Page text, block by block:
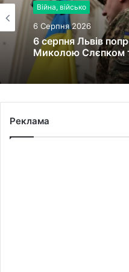
Війна, військо
6 Серпня 2026
6 серпня Львів
Миколою Слєпком
Реклама